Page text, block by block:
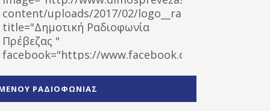
content/uploads/2017/02/logo__radiofonias.jpg"
title="Δημοτική Ραδιοφωνία
Πρέβεζας "
facebook="https://www.facebook.com/
1531194763766854/" artist="" ]
ΡΑΔΙΟΦΩΝΙΑΣ